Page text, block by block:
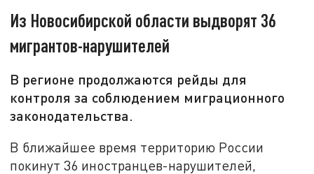
Из Новосибирской области выдворят 36
мигрантов-нарушителей
В регионе продолжаются рейды для
контроля за соблюдением миграционного
законодательства.
В ближайшее время территорию России
покинут 36 иностранцев-нарушителей,